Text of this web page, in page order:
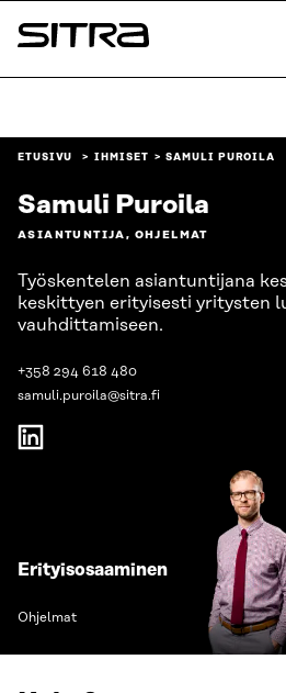
Siirry
suoraan
Sitra
ETUSIVU IHMISET SAMULI PUROILA
Samuli Puroila
ASIANTUNTIJA, OHJELMAT
Työskentelen asiantuntijana
keskittyen erityisesti yritysten
vauhdittamiseen.
+358 294 618 480
samuli.puroila@sitra.fi
Erityisosaaminen
Ohjelmat